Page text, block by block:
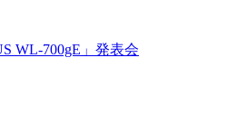
WL-700gE」発表会